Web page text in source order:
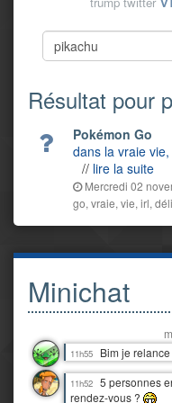
Résultat pour
Pokémon Go
dans la vraie
// lire la suite
Mercredi 02
go, vraie, vie, irl,
Minichat
11h55 Bim je relance
11h52 5 personnes
rendez-vous ?